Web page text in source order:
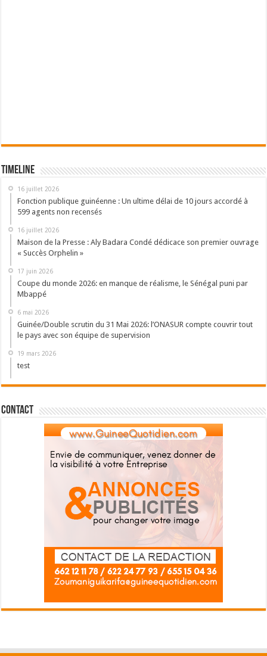
Timeline
16 juillet 2026
Fonction publique guinéenne : Un ultime délai de 10 jours accordé à
599 agents non recensés
16 juillet 2026
Maison de la Presse : Aly Badara Condé dédicace son premier ouvrage
« Succès Orphelin »
17 juin 2026
Coupe du monde 2026: en manque de réalisme, le Sénégal puni par
Mbappé
6 mai 2026
Guinée/Double scrutin du 31 Mai 2026: l’ONASUR compte couvrir tout
le pays avec son équipe de supervision
19 mars 2026
test
Contact